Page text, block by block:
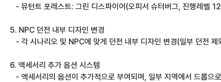
- 뮤턴트 포레스트: 그린 디스파이어(오피서 슈터버그, 진행레벨
5. NPC 던전 내부 디자인 변경
- 각 시나리오 및 NPC에 맞게 던전 내부 디자인 변경(일부 던전 제
6. 액세서리 추가 옵션 시스템
- 액세서리의 옵션이 추가적으로 부여되며, 일부 지역에서 드롭으